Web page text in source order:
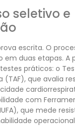
seletivo e
escrita. O
em duas etapas. A
práticos: o
(TAF), que avalia
com
que mede